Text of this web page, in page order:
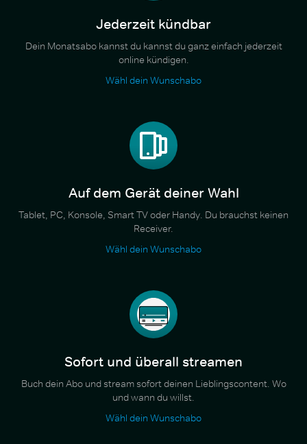
Jederzeit kündbar
Dein Monatsabo kannst du kannst du ganz einfach jederzeit
online kündigen.
Wähl dein Wunschabo
Auf dem Gerät deiner Wahl
Tablet, PC, Konsole, Smart TV oder Handy. Du brauchst keinen
Receiver.
Wähl dein Wunschabo
Sofort und überall streamen
Buch dein Abo und stream sofort deinen Lieblingscontent. Wo
und wann du willst.
Wähl dein Wunschabo